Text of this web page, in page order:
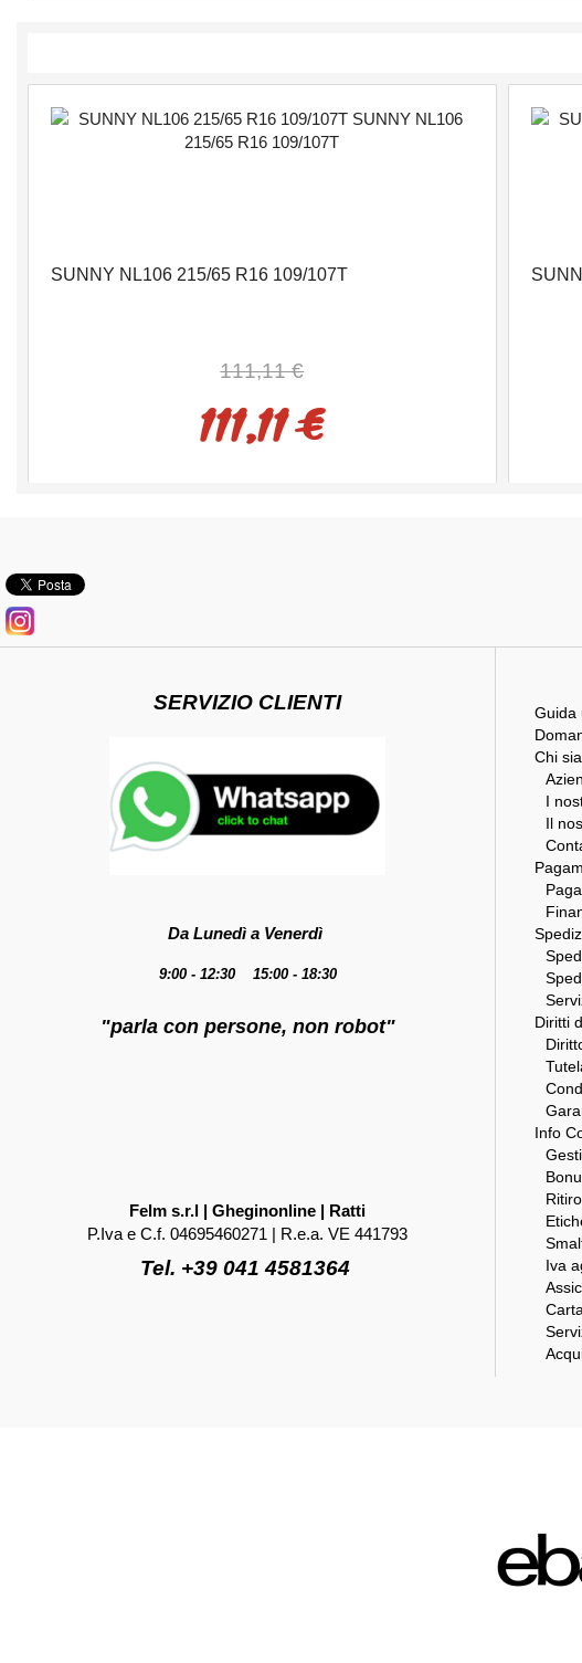
SUNNY NL106 215/65 R16 109/107T
111,11 €
111,11 €
SERVIZIO CLIENTI
Da Lunedì a Venerdì
9:00 - 12:30 15:00 - 18:30
"parla con persone, non robot"
Felm s.r.l | Gheginonline | Ratti
P.Iva e C.f. 04695460271 | R.e.a. VE 441793
Tel. +39 041 4581364
Guida
Chi
I
Il
Diritti
Info
Iva